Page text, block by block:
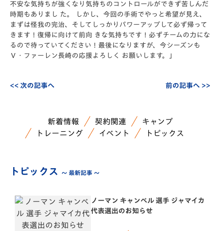
不安な気持ちが強くなり気持ちのコントロールができず苦しんだ
時期もありまし た。 しかし、今回の手術でやっと希望が見え、
まずは怪我の完治、そしてしっかりパワーアップして必ず帰って
きます！復帰に向けて前向 きな気持ちです！必ずチームの力にな
るので待っていてください！最後になりますが、今シーズンも
Ｖ・ファーレン長崎の応援よろしく お願いします。」
<< 次の記事へ 前の記事へ >>
新着情報 契約関連
キャンプ
トレーニング
イベント トピックス
トピックス ～ 最新記事 ～
ノーマン キャンベル 選手 ジャマイカ
代表選出のお知らせ